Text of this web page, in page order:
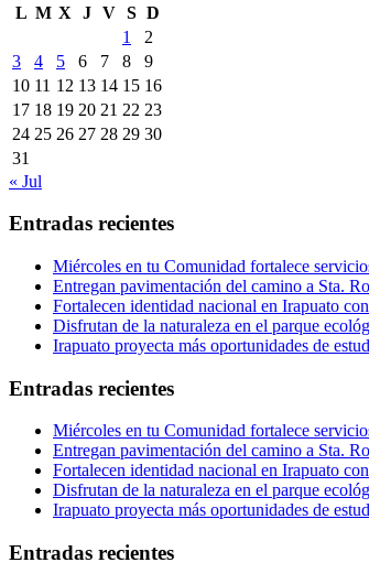
L M X J V S D
1
2
3
4 5 6 7 8
9
10 11 12 13 14 15 16
17 18 19 20 21 22 23
24 25 26 27 28 29 30
31
« Jul
Entradas recientes
Miércoles en tu Comunidad fortalece
Entregan pavimentación del camino a Sta.
Fortalecen identidad nacional en Irapuato
Disfrutan de la naturaleza en el parque
Irapuato proyecta más oportunidades de
Entradas recientes
Miércoles en tu Comunidad fortalece
Entregan pavimentación del camino a Sta.
Fortalecen identidad nacional en Irapuato
Disfrutan de la naturaleza en el parque
Irapuato proyecta más oportunidades de
Entradas recientes